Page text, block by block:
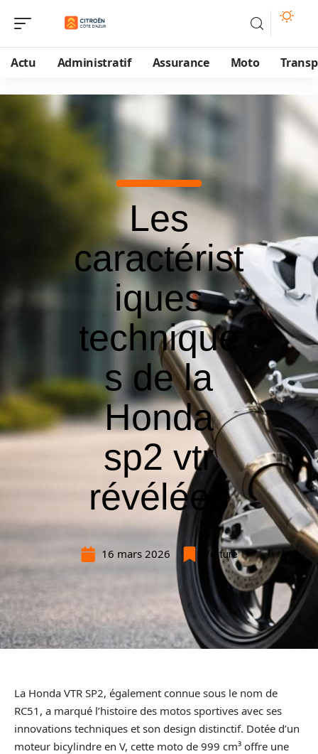
Actu Administratif Assurance Moto
Les
caractérist
iques
technique
s de la
Honda
sp2 vtr
révélées
16 mars 2026 Voiture
La Honda VTR SP2, également connue sous le nom de
RC51, a marqué l’histoire des motos sportives avec ses
innovations techniques et son design distinctif. Dotée d’un
moteur bicylindre en V, cette moto de 999 cm³ offre une